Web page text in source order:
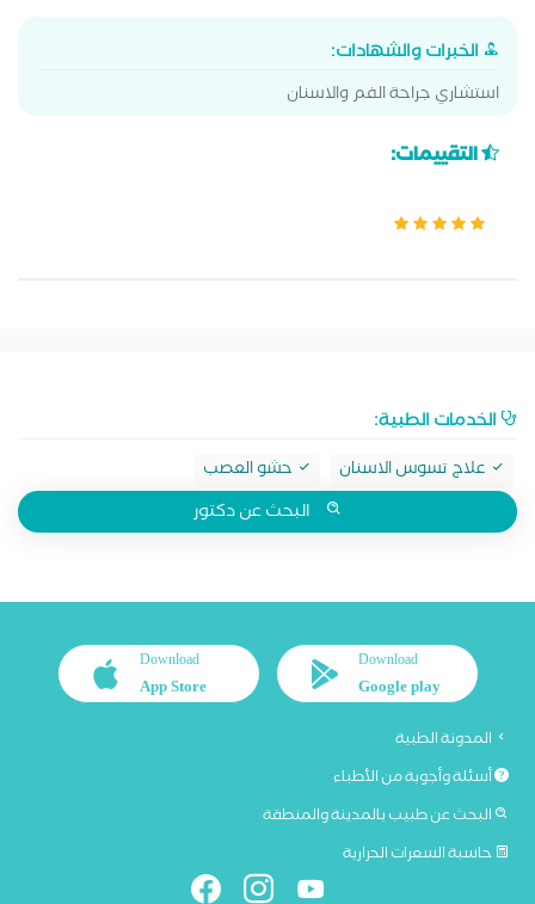
الخبرات والشهادات:
استشاري جراحة الفم والاسنان
التقييمات:
الخدمات الطبية:
علاج تسوس الاسنان حشو العصب
البحث عن دكتور
Download
Google play
Download
App Store
المدونة الطبية
أسئلة وأجوبة من الأطباء
البحث عن طبيب بالمدينة والمنطقة
حاسبة السعرات الحرارية